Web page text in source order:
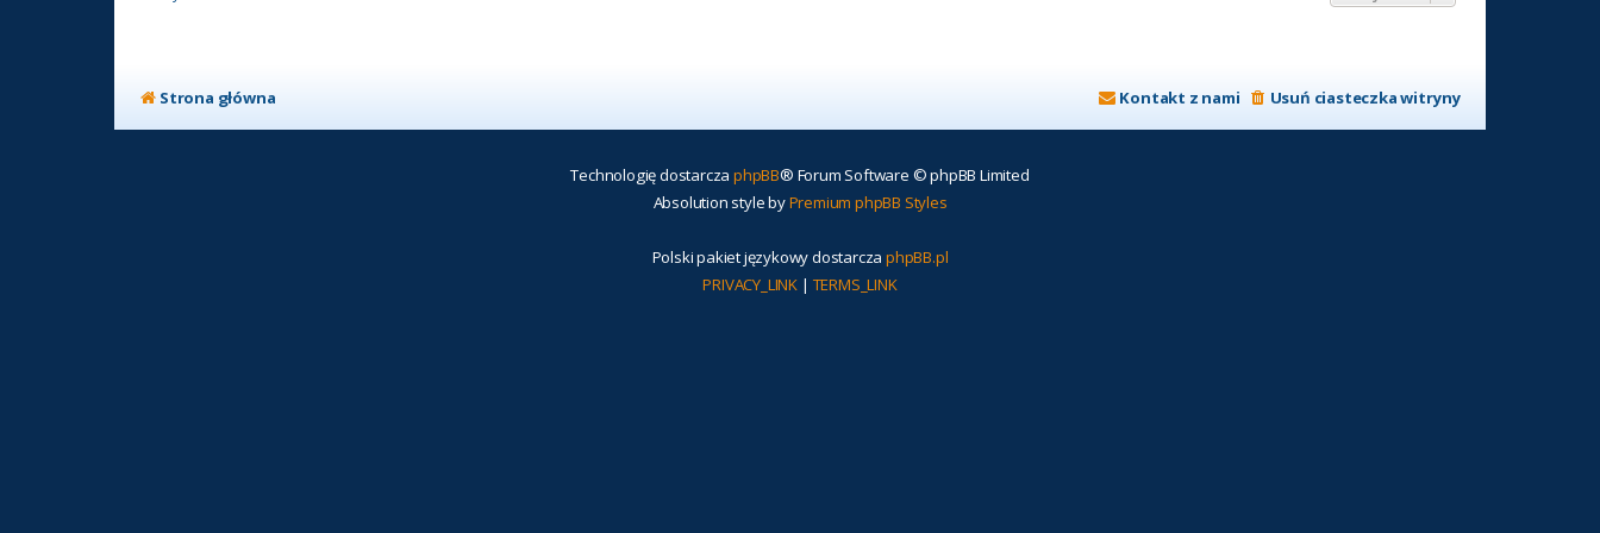
Strona główna Usuń ciasteczka witryny
Kontakt z nami
Technologię dostarcza phpBB® Forum Software © phpBB Limited
Absolution style byPremium phpBB Styles
Polski pakiet językowy dostarcza phpBB.pl
PRIVACY_LINK | TERMS_LINK